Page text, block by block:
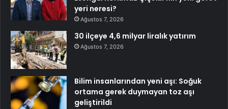
yeri neresi?
Ağustos 7, 2026
30 ilçeye 4,6 milyar liralık yatırım
Ağustos 7, 2026
Bilim insanlarından yeni aşı: Soğuk
ortama gerek duymayan toz aşı
geliştirildi